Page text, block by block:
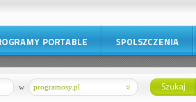
programosy.pl
w